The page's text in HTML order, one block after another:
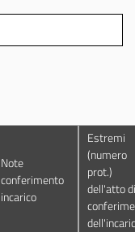
Note
conferimento
incarico
Estremi
(numero
prot.)
dell'atto di